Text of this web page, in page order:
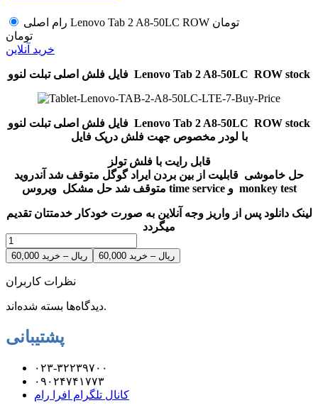
رام اصلی Lenovo Tab 2 A8-50LC ROW تومان
تومان
خرید آنلاین
فایل فلش اصلی تبلت لنوو Lenovo Tab 2 A8-50LC ROW stock
فایل فلش اصلی تبلت لنوو Lenovo Tab 2 A8-50LC ROW stock
با لودر مخصوص جهت فلش درپک فایل
قابل رایت با فلش تولز
حل خاموشی قابلیت از بین بردن ایراد گوگل متوقف شد آندروید
متوقف شد
حل مشکل ویروس time service و monkey test
لینک دانلود پس از واریز وجه آنلاین به صورت خودکار خدمتتان تقدیم
میگردد
60,000 ریال – خرید
نظرات کاربران
دیدگاه‌ها بسته شده‌اند.
پشتیبانی
۰۲۳-۳۲۲۳۹۷۰۰
۰۹۰۲۴۷۴۱۷۷۳
کانال تلگرام افرا رام